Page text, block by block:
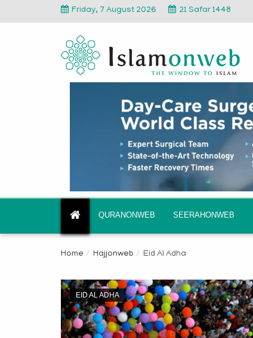
Friday, 7 August 2026 21 Safar 1448
QURANONWEB SEERAHONWEB
Home Hajjonweb Eid Al Adha
EID AL ADHA